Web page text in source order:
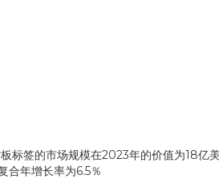
标签的市场规模在2023年的价值为18
合年增长率为6.5％